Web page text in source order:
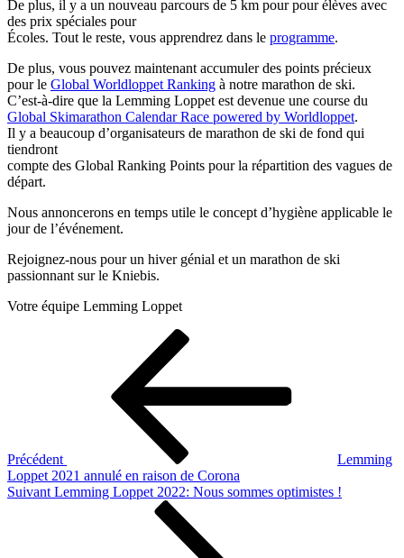
De plus, il y a un nouveau parcours de 5 km pour pour élèves avec
des prix spéciales pour
Écoles. Tout le reste, vous apprendrez dans le programme.
De plus, vous pouvez maintenant accumuler des points précieux
pour le Global Worldloppet Ranking à notre marathon de ski.
C’est-à-dire que la Lemming Loppet est devenue une course du
Global Skimarathon Calendar Race powered by Worldloppet.
Il y a beaucoup d’organisateurs de marathon de ski de fond qui
tiendront
compte des Global Ranking Points pour la répartition des vagues de
départ.
Nous annoncerons en temps utile le concept d’hygiène applicable le
jour de l’événement.
Rejoignez-nous pour un hiver génial et un marathon de ski
passionnant sur le Kniebis.
Votre équipe Lemming Loppet
Précédent
Lemming
Loppet 2021 annulé en raison de Corona
Article
Suivant Lemming Loppet 2022: Nous sommes optimistes !